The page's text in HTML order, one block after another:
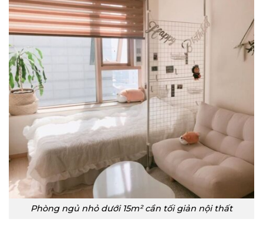
Phòng ngủ nhỏ dưới 15m² cần tối giản nội thất